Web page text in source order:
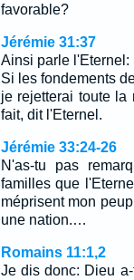
favorable?
Jérémie 31:37
Ainsi parle l'Eternel:
Si les fondements
je rejetterai toute la
fait, dit l'Eternel.
Jérémie 33:24-26
N'as-tu pas
familles que
méprisent mon
une nation.…
Romains 11:1,2
Je dis donc: Dieu